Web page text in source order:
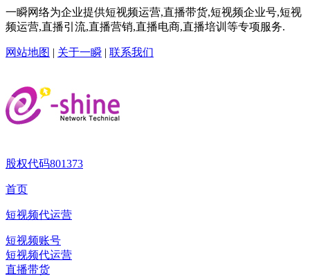
一瞬网络为企业提供短视频运营,直播带货,短视频企业号,短视
频运营,直播引流,直播营销,直播电商,直播培训等专项服务.
网站地图 | 关于一瞬 | 联系我们
股权代码801373
首页
短视频代运营
短视频账号
短视频代运营
直播带货